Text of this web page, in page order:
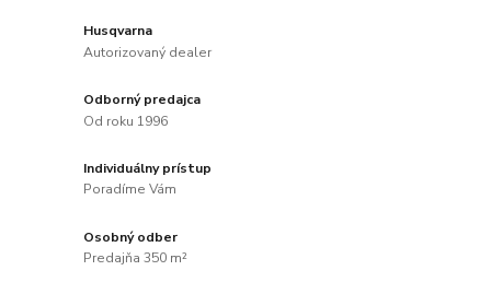
Husqvarna
Autorizovaný dealer
Odborný predajca
Od roku 1996
Individuálny prístup
Poradíme Vám
Osobný odber
Predajňa 350 m²